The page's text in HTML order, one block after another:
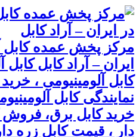
مرکز پخش عمده کابل
ایران – آراد کابل
کابل آلومینیومی ،
نمایندگی کابل
خرید کابل برق، فروش
دار ، قیمت کابل زره